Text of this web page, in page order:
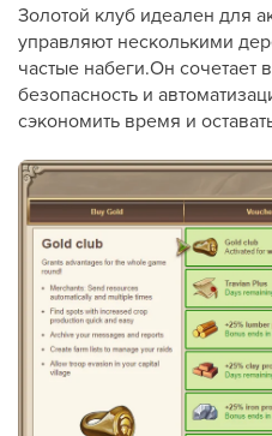
Золотой клуб идеален для
управляют несколькими
частые набеги.Он сочетает
безопасность и
сэкономить время и